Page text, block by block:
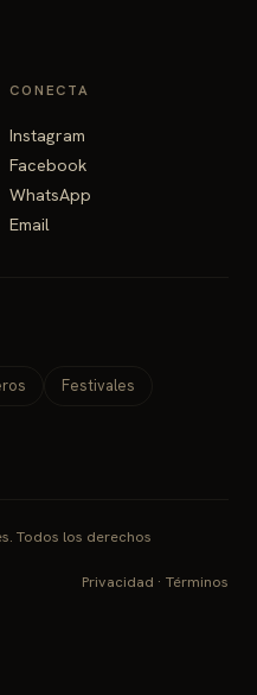
CONECTA
Instagram
Facebook
WhatsApp
Email
Festivales
Todos los derechos
Privacidad · Términos